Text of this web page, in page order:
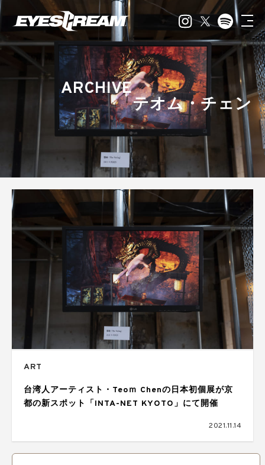
ARCHIVE
テオム・チェン
ART
台湾人アーティスト・Teoｍ Chenの日本初個展が京
都の新スポット「INTA-NET KYOTO」にて開催
2021.11.14